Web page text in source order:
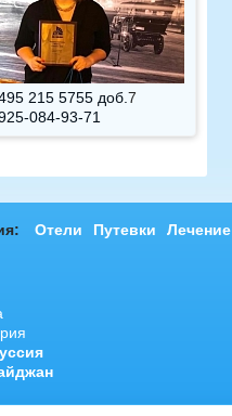
215 5755 доб. 7
084-93-71
Отели Путевки Лечение